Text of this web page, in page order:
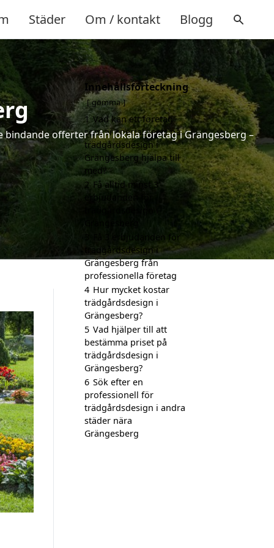
Städer Om / kontakt Blogg
offerter från lokala företag i Grängesberg –
Innehållsförteckning
gömma
1 Vad kan ett företag
som är specialiserat på
trädgårdsdesign i
Grängesberg hjälpa till
med?
2 Få alltid minst 3
erbjudanden för
Få 3 erbjudanden för
trädgårdsdesign i
Grängesberg från
professionella företag
4 Hur mycket kostar
trädgårdsdesign i
Grängesberg?
5 Vad hjälper till att
bestämma priset på
trädgårdsdesign i
Grängesberg?
6 Sök efter en
professionell för
trädgårdsdesign i andra
städer nära
Grängesberg